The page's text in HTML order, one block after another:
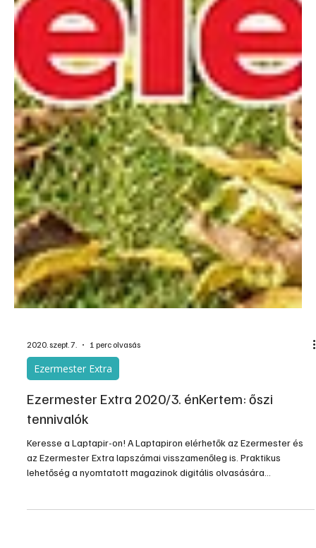
2020. szept. 7. 1 perc olvasás
Ezermester Extra
Ezermester Extra 2020/3. énKertem: őszi
tennivalók
Keresse a Laptapir-on! A Laptapiron elérhetők az Ezermester és
lehetőség a nyomtatott magazinok digitális olvasására